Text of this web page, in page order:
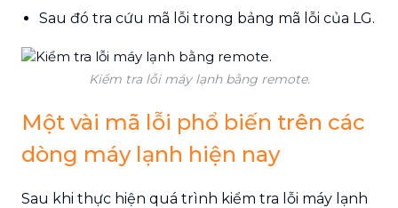
Sau đó tra cứu mã lỗi trong bảng mã lỗi của LG.
Kiểm tra lỗi máy lạnh bằng remote.
Một vài mã lỗi phổ biến trên các
dòng máy lạnh hiện nay
Sau khi thực hiện quá trình kiểm tra lỗi máy lạnh